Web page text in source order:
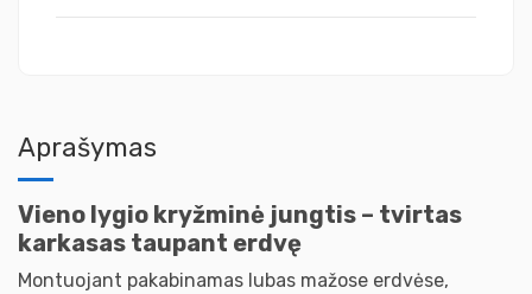
Aprašymas
Vieno lygio kryžminė jungtis – tvirtas
karkasas taupant erdvę
Montuojant pakabinamas lubas mažose erdvėse,